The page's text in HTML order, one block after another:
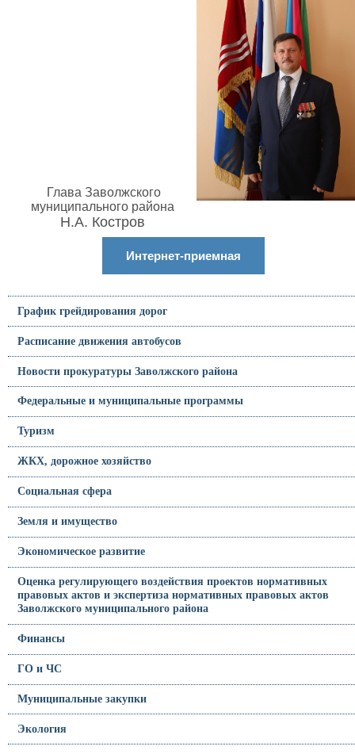
Глава Заволжского
муниципального района
Н.А. Костров
Интернет-приемная
График грейдирования дорог
Расписание движения автобусов
Новости прокуратуры Заволжского района
Федеральные и муниципальные программы
Туризм
ЖКХ, дорожное хозяйство
Социальная сфера
Земля и имущество
Экономическое развитие
Оценка регулирующего воздействия проектов нормативных
правовых актов и экспертиза нормативных правовых актов
Заволжского муниципального района
Финансы
ГО и ЧС
Муниципальные закупки
Экология